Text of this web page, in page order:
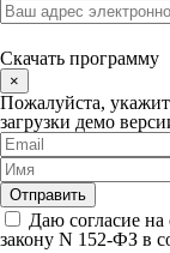
Скачать программу
×
Пожалуйста,
загрузки демо
Даю согласие
закону N 152-ФЗ в